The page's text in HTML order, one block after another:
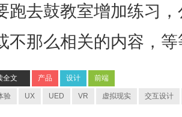
跑去鼓教室增加练习
不那么相关的内容，
全文 产品 设计 前端
验 UX UED VR 虚拟现实 交互设计